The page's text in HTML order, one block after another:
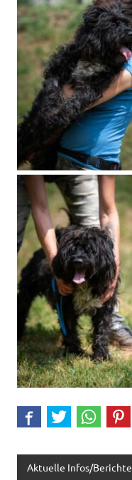
Aktuelle Infos/Berichte